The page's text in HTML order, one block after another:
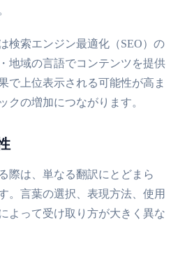
検索エンジン最適化（SEO）の
地域の言語でコンテンツを提供
で上位表示される可能性が高ま
クの増加につながります。
際は、単なる翻訳にとどまら
。言葉の選択、表現方法、使用
よって受け取り方が大きく異な